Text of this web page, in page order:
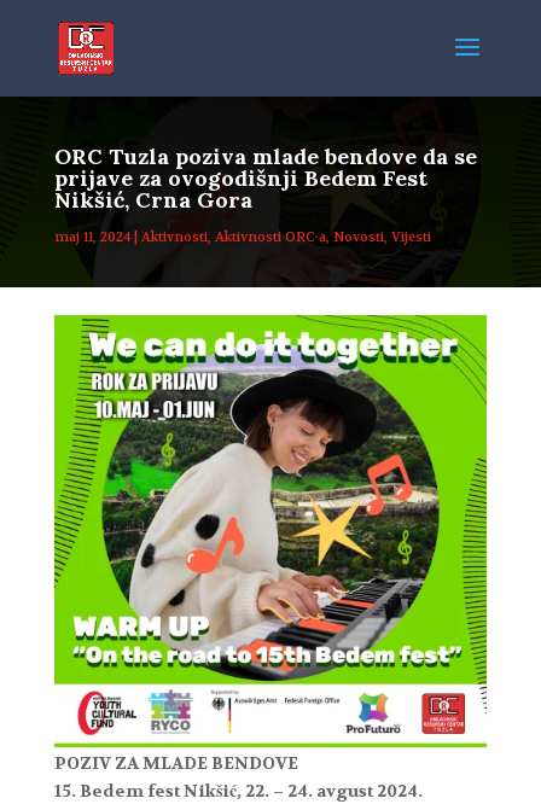
ORC Tuzla poziva mlade bendove da se
prijave za ovogodišnji Bedem Fest
Nikšić, Crna Gora
maj 11, 2024| Aktivnosti, Aktivnosti ORC-a,Novosti, Vijesti
POZIV ZA MLADE BENDOVE
15. Bedem fest Nikšić, 22. – 24. avgust 2024.